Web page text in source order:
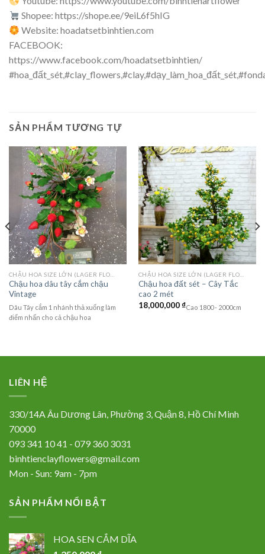
Shopee: https://shope.ee/9eiL6f5hIG
Website: hoadatsetbinhtien.com
FACEBOOK:
https://www.facebook.com/hoadatsetbinhtien/
SẢN PHẨM TƯƠNG TỰ
Chậu hoa dâu tây cắm chậu
Vintage
Dâu Tây cắm 1 nhánh thả xuống làm
điểm nhấn cho cả chậu hoa
Chậu hoa đất sét – Cây Tắc
cao 2 mét
18,000,000₫Cao 1800 - 2000cm
LIÊN HỆ
330/14A Âu Dương Lân, Phường 3, Quận 8, Hồ Chí Minh
70000
093 341 10 41 - 079 360 3031
binhtienclayflowers@gmail.com
Mon - Sun: 9am - 7pm
SẢN PHẨM NỔI BẬT
HOA SEN CẮM DĨA